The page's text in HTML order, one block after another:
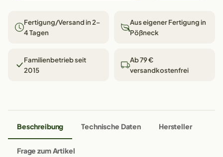
Fertigung/Versand in 2–
4 Tagen
Aus eigener Fertigung in
Pößneck
Familienbetrieb seit
2015
Ab 79 €
versandkostenfrei
Beschreibung Technische Daten Hersteller
Frage zum Artikel